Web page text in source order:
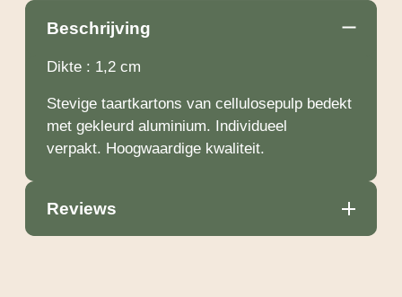
Beschrijving
Dikte : 1,2 cm
Stevige taartkartons van cellulosepulp bedekt
met gekleurd aluminium. Individueel
verpakt. Hoogwaardige kwaliteit.
Reviews